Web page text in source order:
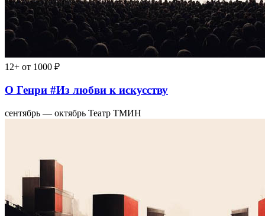
12+ от 1000 ₽
О Генри #Из любви к искусству
сентябрь — октябрь Театр ТМИН